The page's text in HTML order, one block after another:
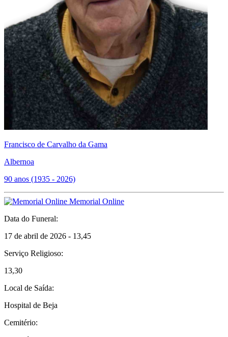
Francisco de Carvalho da Gama
Albernoa
90 anos (1935 - 2026)
Memorial Online
Data do Funeral:
17 de abril de 2026 - 13,45
Serviço Religioso:
13,30
Local de Saída:
Hospital de Beja
Cemitério: